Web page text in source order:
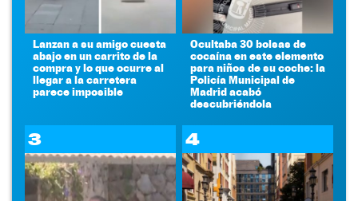
Lanzan a su amigo cuesta
abajo en un carrito de la
compra y lo que ocurre al
llegar a la carretera
parece imposible
Ocultaba 30 bolsas de
cocaína en este elemento
para niños de su coche: la
Policía Municipal de
Madrid acabó
descubriéndola
3 4